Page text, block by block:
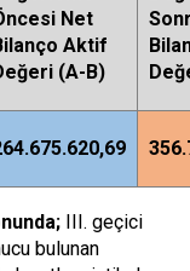
Net
Aktif
(A-B)
III. geçici
bulunan